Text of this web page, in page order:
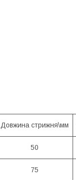
Довжина стрижня\мм
50
75